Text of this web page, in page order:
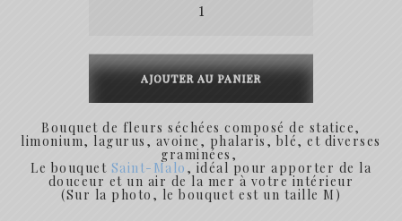
Saint
AJOUTER AU PANIER
Bouquet de fleurs séchées composé de statice,
limonium, lagurus, avoine, phalaris, blé, et diverses
graminées,
Le bouquet Saint-Malo , idéal pour apporter de la
douceur et un air de la mer à votre intérieur
(Sur la photo, le bouquet est un taille M)